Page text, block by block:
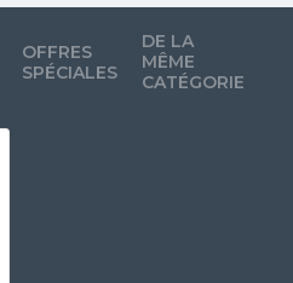
OFFRES
SPÉCIALES
DE LA
MÊME
CATÉGORIE